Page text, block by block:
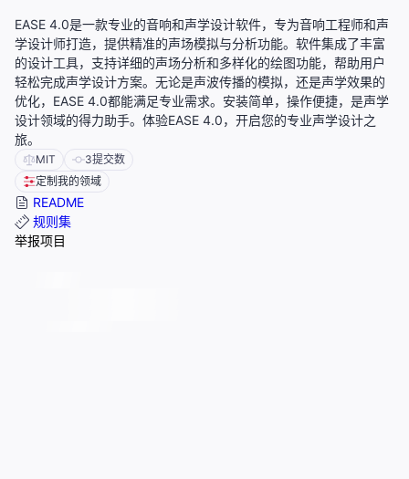
EASE 4.0是一款专业的音响和声学设计软件，专为音响工程师和声
学设计师打造，提供精准的声场模拟与分析功能。软件集成了丰富
的设计工具，支持详细的声场分析和多样化的绘图功能，帮助用户
轻松完成声学设计方案。无论是声波传播的模拟，还是声学效果的
优化，EASE 4.0都能满足专业需求。安装简单，操作便捷，是声学
设计领域的得力助手。体验EASE 4.0，开启您的专业声学设计之
旅。
MIT 3提交数
定制我的领域
README
规则集
举报项目